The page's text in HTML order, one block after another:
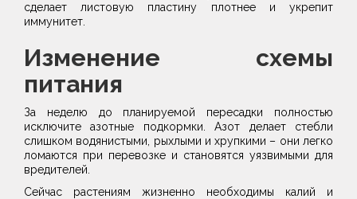
сделает листовую пластину плотнее и укрепит
иммунитет.
Изменение схемы
питания
​За неделю до планируемой пересадки полностью
исключите азотные подкормки. Азот делает стебли
слишком водянистыми, рыхлыми и хрупкими – они легко
ломаются при перевозке и становятся уязвимыми для
вредителей.
​Сейчас растениям жизненно необходимы калий и